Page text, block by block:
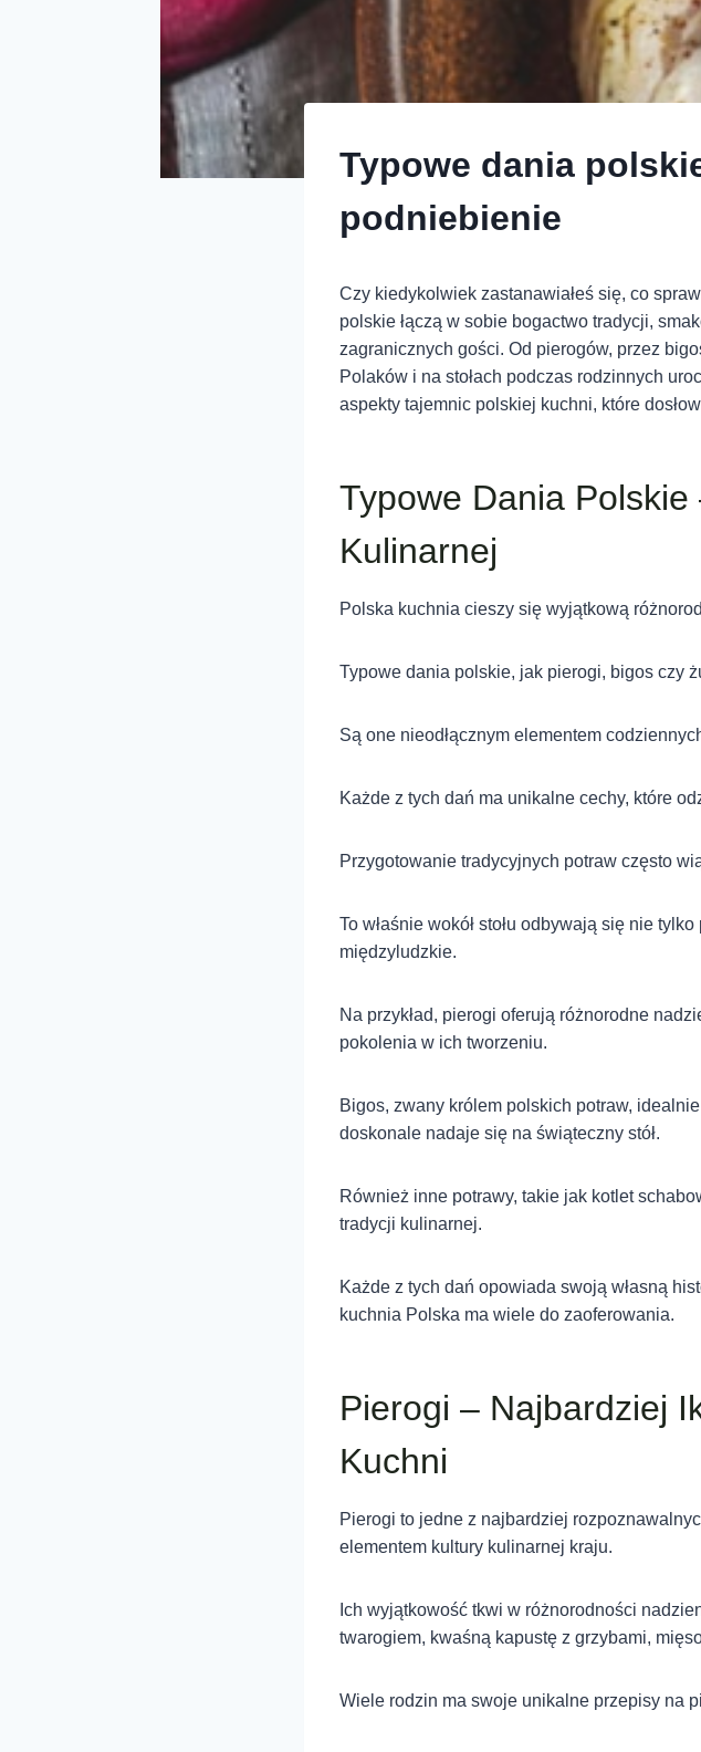
Typowe dania
podniebienie
Czy kiedykolwiek zastanawiałeś się, co
polskie łączą w sobie bogactwo tradycji,
zagranicznych gości. Od pierogów, przez
Polaków i na stołach podczas rodzinnych
aspekty tajemnic polskiej kuchni, które
Typowe Dania
Kulinarnej
Polska kuchnia cieszy się wyjątkową
Typowe dania polskie, jak pierogi, bigos czy
Są one nieodłącznym elementem
Każde z tych dań ma unikalne cechy, które
Przygotowanie tradycyjnych potraw często
To właśnie wokół stołu odbywają się nie
międzyludzkie.
Na przykład, pierogi oferują różnorodne
pokolenia w ich tworzeniu.
Bigos, zwany królem polskich potraw,
doskonale nadaje się na świąteczny stół.
Również inne potrawy, takie jak kotlet
tradycji kulinarnej.
Każde z tych dań opowiada swoją własną
kuchnia Polska ma wiele do zaoferowania.
Pierogi – Najbardziej
Kuchni
Pierogi to jedne z najbardziej
elementem kultury kulinarnej kraju.
Ich wyjątkowość tkwi w różnorodności
twarogiem, kwaśną kapustę z grzybami,
Wiele rodzin ma swoje unikalne przepisy na